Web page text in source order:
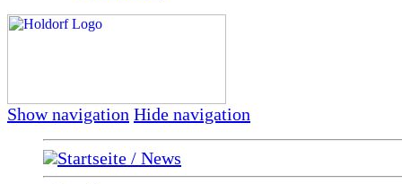
Show navigation Hide navigation
Startseite / News